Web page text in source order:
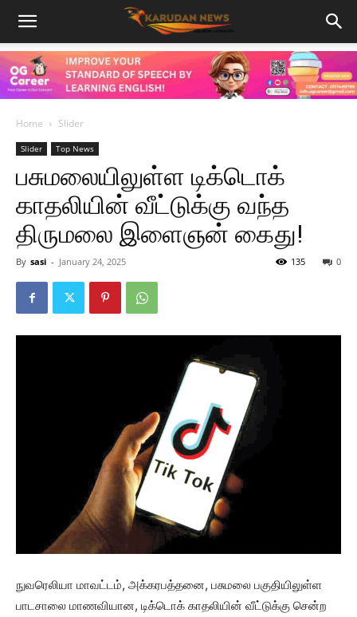
Home Slider
Slider Top News
பசுமலையிலுள்ள டிக்டொக்
காதலியின் வீட்டுக்கு வந்த
திருமலை இளைஞன் கைது!
By sasi - January 24, 2025 0
135
நுவரெலியா மாவட்டம், அக்கரபத்தனை, பசுமலை பகுதியிலுள்ள
பாடசாலை மாணவியான, டிக்டொக் காதலியின் வீட்டுக்கு சென்ற